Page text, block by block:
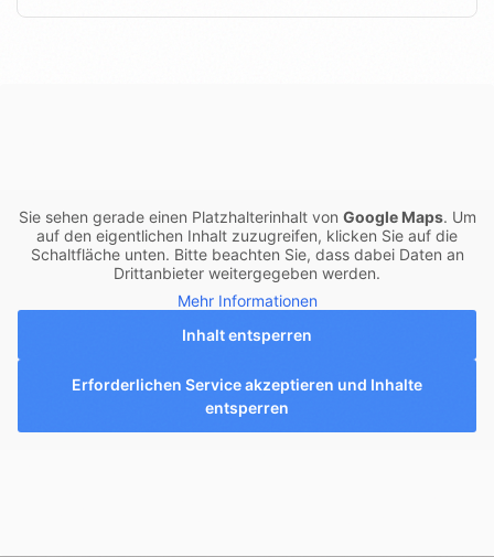
Sie sehen gerade einen Platzhalterinhalt von Google Maps. Um
auf den eigentlichen Inhalt zuzugreifen, klicken Sie auf die
Schaltfläche unten. Bitte beachten Sie, dass dabei Daten an
Drittanbieter weitergegeben werden.
Mehr Informationen
Inhalt entsperren
Erforderlichen Service akzeptieren und Inhalte
entsperren